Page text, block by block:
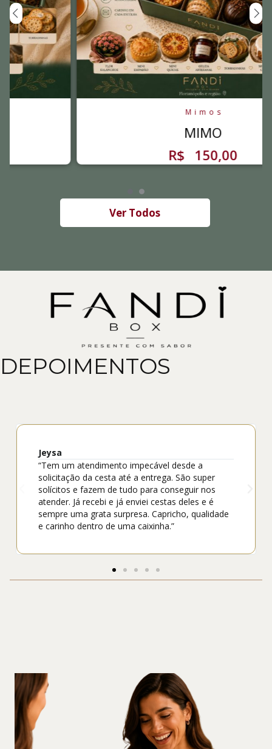
150,00
Ver Todos
DEPOIMENTOS
Jeysa
“Tem um atendimento impecável desde a
solicitação da cesta até a entrega. São super
solícitos e fazem de tudo para conseguir nos
atender. Já recebi e já enviei cestas deles e é
sempre uma grata surpresa. Capricho, qualidade
e carinho dentro de uma caixinha.”